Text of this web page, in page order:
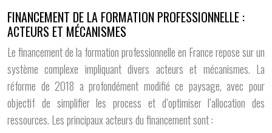
FINANCEMENT DE LA FORMATION PROFESSIONNELLE :
ACTEURS ET MÉCANISMES
Le financement de la formation professionnelle en France repose sur un
système complexe impliquant divers acteurs et mécanismes. La
réforme de 2018 a profondément modifié ce paysage, avec pour
objectif de simplifier les process et d’optimiser l’allocation des
ressources. Les principaux acteurs du financement sont :